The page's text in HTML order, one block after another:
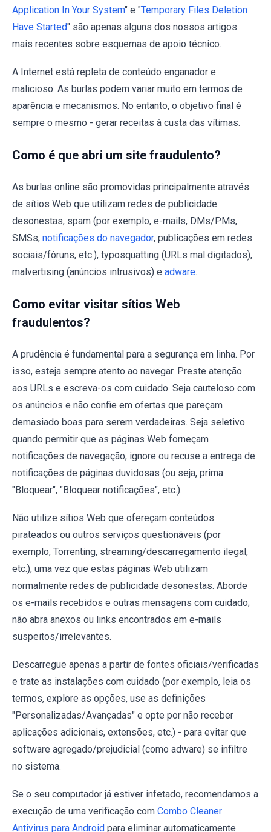
Application In Your System" e "Temporary Files Deletion
Have Started" são apenas alguns dos nossos artigos
mais recentes sobre esquemas de apoio técnico.
A Internet está repleta de conteúdo enganador e
malicioso. As burlas podem variar muito em termos de
aparência e mecanismos. No entanto, o objetivo final é
sempre o mesmo - gerar receitas à custa das vítimas.
Como é que abri um site fraudulento?
As burlas online são promovidas principalmente através
de sítios Web que utilizam redes de publicidade
desonestas, spam (por exemplo, e-mails, DMs/PMs,
SMSs, notificações do navegador, publicações em redes
sociais/fóruns, etc.), typosquatting (URLs mal digitados),
malvertising (anúncios intrusivos) e adware.
Como evitar visitar sítios Web
fraudulentos?
A prudência é fundamental para a segurança em linha. Por
isso, esteja sempre atento ao navegar. Preste atenção
aos URLs e escreva-os com cuidado. Seja cauteloso com
os anúncios e não confie em ofertas que pareçam
demasiado boas para serem verdadeiras. Seja seletivo
quando permitir que as páginas Web forneçam
notificações de navegação; ignore ou recuse a entrega de
notificações de páginas duvidosas (ou seja, prima
"Bloquear", "Bloquear notificações", etc.).
Não utilize sítios Web que ofereçam conteúdos
pirateados ou outros serviços questionáveis (por
exemplo, Torrenting, streaming/descarregamento ilegal,
etc.), uma vez que estas páginas Web utilizam
normalmente redes de publicidade desonestas. Aborde
os e-mails recebidos e outras mensagens com cuidado;
não abra anexos ou links encontrados em e-mails
suspeitos/irrelevantes.
Descarregue apenas a partir de fontes oficiais/verificadas
e trate as instalações com cuidado (por exemplo, leia os
termos, explore as opções, use as definições
"Personalizadas/Avançadas" e opte por não receber
aplicações adicionais, extensões, etc.) - para evitar que
software agregado/prejudicial (como adware) se infiltre
no sistema.
Se o seu computador já estiver infetado, recomendamos a
execução de uma verificação com Combo Cleaner
Antivirus para Android para eliminar automaticamente